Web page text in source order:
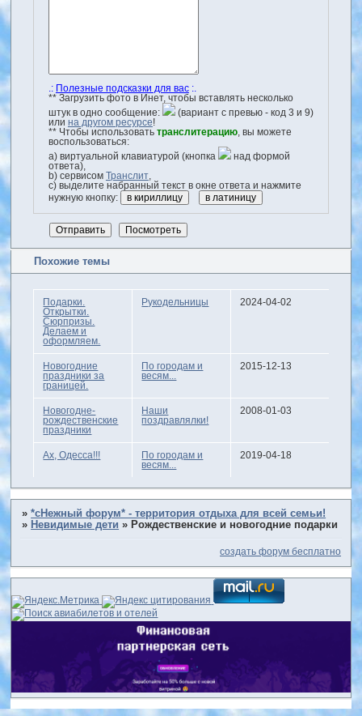
.: Полезные подсказки для вас:.
** Загрузить фото в Инет, чтобы вставлять несколько
штук в одно сообщение:
(вариант с превью - код 3 и 9)
или на другом ресурсе!
** Чтобы использовать транслитерацию, вы можете
воспользоваться:
a) виртуальной клавиатурой (кнопка
над формой
ответа),
b) сервисом
Транслит,
с) выделите набранный текст в окне ответа и нажмите
нужную кнопку:
Похожие темы
Подарки.
Открытки.
Сюрпризы.
Делаем и
оформляем.
Рукодельницы 2024-04-02
Новогодние
праздники за
границей.
По городам и
весям...
2015-12-13
Новогодне-
рождественские
праздники
Наши
поздравлялки!
2008-01-03
Ах, Одесса!!!
По городам и
весям...
2019-04-18
»*сНежный форум* - территория отдыха для всей семьи!
» Невидимые дети » Рождественские и новогодние подарки
создать форум бесплатно